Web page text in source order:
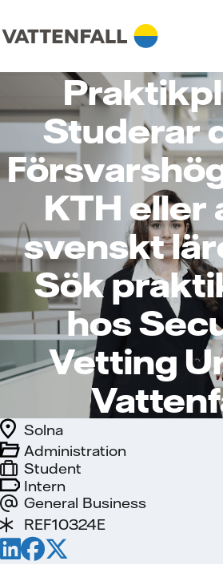
Studerar
KTH eller
svenskt
Sök
hos
Vetting
Intern
General Business
Administration
Solna
Student
REF10324E